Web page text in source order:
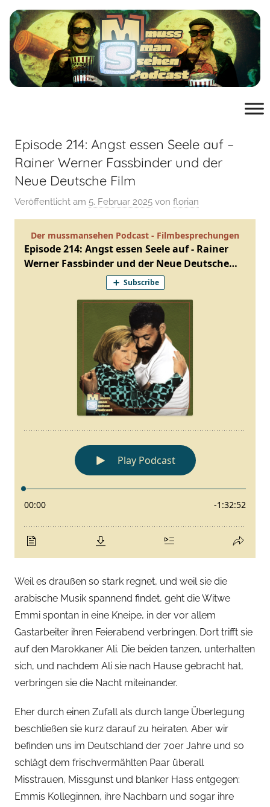
Zum
Inhalt
springen
sehen
Film-
Podcast
mussmansehen.de
Episode 214: Angst essen Seele auf –
Rainer Werner Fassbinder und der
Neue Deutsche Film
Veröffentlicht am 5. Februar 2025 von florian
Weil es draußen so stark regnet, und weil sie die
arabische Musik spannend findet, geht die Witwe
Emmi spontan in eine Kneipe, in der vor allem
Gastarbeiter ihren Feierabend verbringen. Dort trifft sie
auf den Marokkaner Ali. Die beiden tanzen, unterhalten
sich, und nachdem Ali sie nach Hause gebracht hat,
verbringen sie die Nacht miteinander.
Eher durch einen Zufall als durch lange Überlegung
beschließen sie kurz darauf zu heiraten. Aber wir
befinden uns im Deutschland der 70er Jahre und so
schlägt dem frischvermählten Paar überall
Misstrauen, Missgunst und blanker Hass entgegen:
Emmis Kolleginnen, ihre Nachbarn und sogar ihre